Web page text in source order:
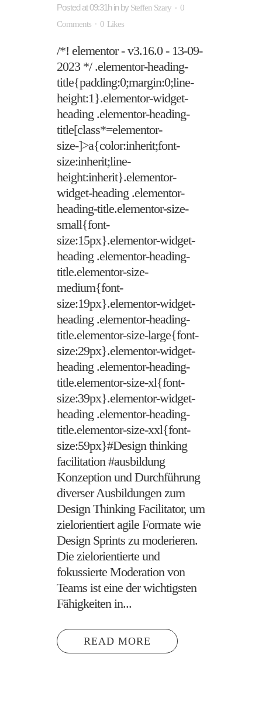
Posted at 09:31hinby Steffen Szary
0
Comments
0 Likes
/*! elementor - v3.16.0 - 13-09-
2023 */ .elementor-heading-
title{padding:0;margin:0;line-
height:1}.elementor-widget-
heading .elementor-heading-
title[class*=elementor-
size-]>a{color:inherit;font-
size:inherit;line-
height:inherit}.elementor-
widget-heading .elementor-
heading-title.elementor-size-
small{font-
size:15px}.elementor-widget-
heading .elementor-heading-
title.elementor-size-
medium{font-
size:19px}.elementor-widget-
heading .elementor-heading-
title.elementor-size-large{font-
size:29px}.elementor-widget-
heading .elementor-heading-
title.elementor-size-xl{font-
size:39px}.elementor-widget-
heading .elementor-heading-
title.elementor-size-xxl{font-
size:59px}#Design thinking
facilitation #ausbildung
Konzeption und Durchführung
diverser Ausbildungen zum
Design Thinking Facilitator, um
zielorientiert agile Formate wie
Design Sprints zu moderieren.
Die zielorientierte und
fokussierte Moderation von
Teams ist eine der wichtigsten
Fähigkeiten in...
READ MORE